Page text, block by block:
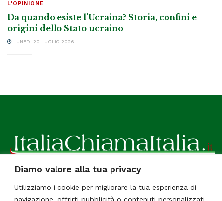
Diamo valore alla tua privacy
Utilizziamo i cookie per migliorare la tua esperienza di
navigazione, offrirti pubblicità o contenuti personalizzati
L'OPINIONE
Da quando esiste l’Ucraina? Storia, confini e
origini dello Stato ucraino
LUNEDÌ 20 LUGLIO 2026
ItaliaChiamaItalia, il TUO quotidiano online preferito.
Dedicato in particolare a tutti gli italiani residenti all'estero.